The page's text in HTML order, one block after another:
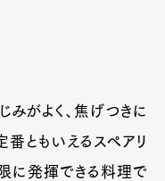
がよく、焦げつきに
番ともいえるスペアリ
に発揮できる料理で